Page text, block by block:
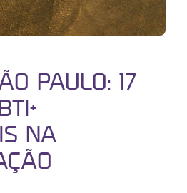
PAULO: 17
NA